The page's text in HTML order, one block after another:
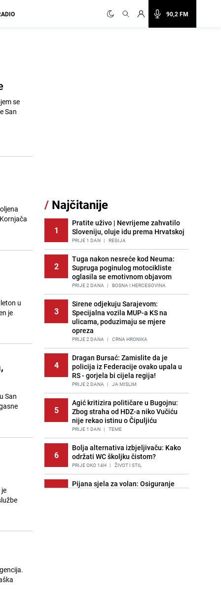
90,2 FM
se
San
u
je
San
/ Najčitanije
1
Pratite uživo | Nevrijeme zahvatilo
Sloveniju, oluje idu prema Hrvatskoj
PRIJE 1 DAN | REGIJA
2
Tuga nakon nesreće kod Neuma:
Supruga poginulog motocikliste
oglasila se emotivnom objavom
PRIJE 2 DANA | BOSNA I HERCEGOVINA
3
Sirene odjekuju Sarajevom:
Specijalna vozila MUP-a KS na
ulicama, poduzimaju se mjere
opreza
PRIJE 2 DANA | CRNA HRONIKA
4
Dragan Bursać: Zamislite da je
policija iz Federacije ovako upala u
RS - gorjela bi cijela regija!
PRIJE 2 DANA | JA MISLIM
5
Agić kritizira političare u Bugojnu:
Zbog straha od HDZ-a niko Vučiću
nije rekao istinu o Čipuljiću
PRIJE 1 DAN | TEME
6
Bolja alternativa izbjeljivaču: Kako
održati WC školjku čistom?
PRIJE OKO 14H | ŽIVOT I STIL
7
Pijana sjela za volan: Osiguranje